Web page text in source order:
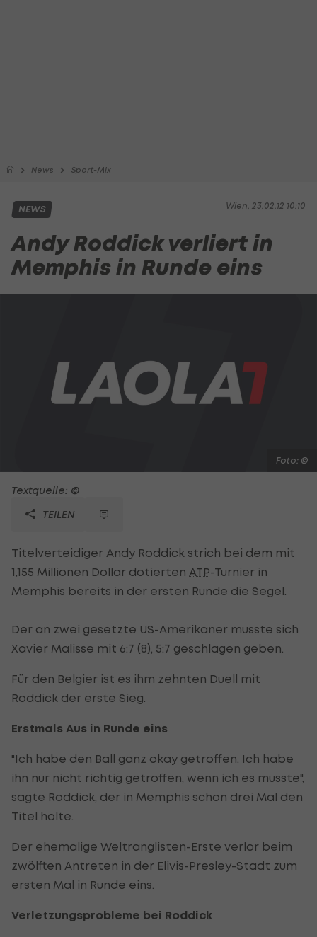
News Sport-Mix
Wien, 23.02.12 10:10
NEWS
Andy Roddick verliert in
Memphis in Runde eins
Foto: ©
Textquelle: ©
TEILEN
Titelverteidiger Andy Roddick strich bei dem mit
1,155 Millionen Dollar dotierten ATP-Turnier in
Memphis bereits in der ersten Runde die Segel.
Der an zwei gesetzte US-Amerikaner musste sich
Xavier Malisse mit 6:7 (8), 5:7 geschlagen geben.
Für den Belgier ist es ihm zehnten Duell mit
Roddick der erste Sieg.
Erstmals Aus in Runde eins
"Ich habe den Ball ganz okay getroffen. Ich habe
ihn nur nicht richtig getroffen, wenn ich es musste",
sagte Roddick, der in Memphis schon drei Mal den
Titel holte.
Der ehemalige Weltranglisten-Erste verlor beim
zwölften Antreten in der Elivis-Presley-Stadt zum
ersten Mal in Runde eins.
Verletzungsprobleme bei Roddick